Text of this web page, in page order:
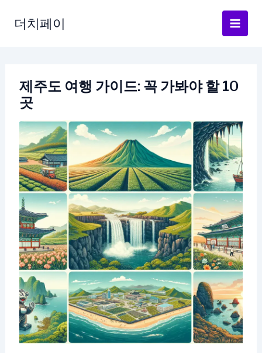
더치페이
제주도 여행 가이드: 꼭 가봐야 할 10
곳